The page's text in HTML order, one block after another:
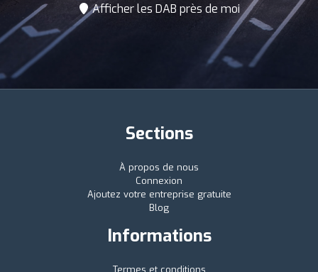
Afficher les DAB près de moi
Sections
À propos de nous
Connexion
Ajoutez votre entreprise gratuite
Blog
Informations
Termes et conditions